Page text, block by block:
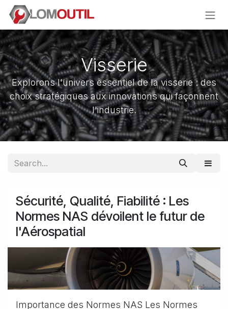
Skip to Content
Visserie
Explorons l'univers essentiel de la visserie : des
choix stratégiques aux innovations qui façonnent
l'industrie.
Sécurité, Qualité, Fiabilité : Les
Normes NAS dévoilent le futur de
l'Aérospatial
Importance des Normes NAS Les Normes